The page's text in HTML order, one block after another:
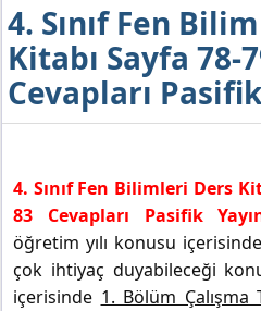
4. Sınıf Fen
Kitabı Sayfa 78-
Cevapları Pasifik
4. Sınıf Fen Bilimleri Ders
83 Cevapları Pasifik
öğretim yılı konusu
çok ihtiyaç duyabileceği
içerisinde 1. Bölüm Çalışma